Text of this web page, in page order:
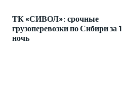
ТК «СИВОЛ»: срочные
грузоперевозки по Сибири за 1
ночь